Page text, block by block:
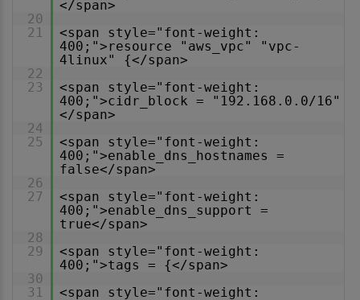
</span>
20
21
<span style="font-weight:
400;">resource "aws_vpc" "vpc-
4linux" {</span>
22
23
<span style="font-weight:
400;">cidr_block = "192.168.0.0/16"
</span>
24
25
<span style="font-weight:
400;">enable_dns_hostnames =
false</span>
26
27
<span style="font-weight:
400;">enable_dns_support =
true</span>
28
29
<span style="font-weight:
400;">tags = {</span>
30
31
<span style="font-weight: